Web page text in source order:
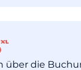
über die